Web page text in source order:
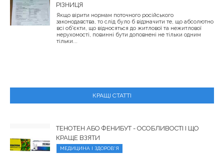
РІЗНИЦЯ
Якщо вірити нормам поточного російського
законодавства, то слід було б відзначити те, що абсолютно
всі об'єкти, що відносяться до житлової та нежитлової
нерухомості, повинні бути доповнені не тільки одним
тільки...
КРАЩІ СТАТТІ
ТЕНОТЕН АБО ФЕНИБУТ - ОСОБЛИВОСТІ І ЩО
КРАЩЕ ВЗЯТИ
МЕДИЦИНА І ЗДОРОВ'Я